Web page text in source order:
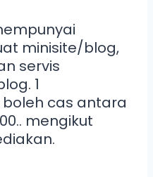
minisite/blog,
servis
1
cas antara
mengikut